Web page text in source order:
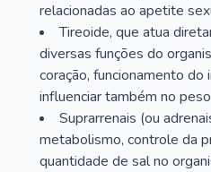
relacionadas ao apetite
Tireoide, que atua
diversas funções do
coração, funcionamento
influenciar também no
Suprarrenais (ou
metabolismo, controle da
quantidade de sal no